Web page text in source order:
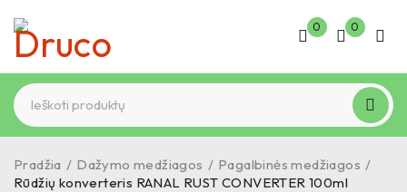
0 0
Pradžia / Dažymo medžiagos / Pagalbinės medžiagos /
Rūdžių konverteris RANAL RUST CONVERTER 100ml